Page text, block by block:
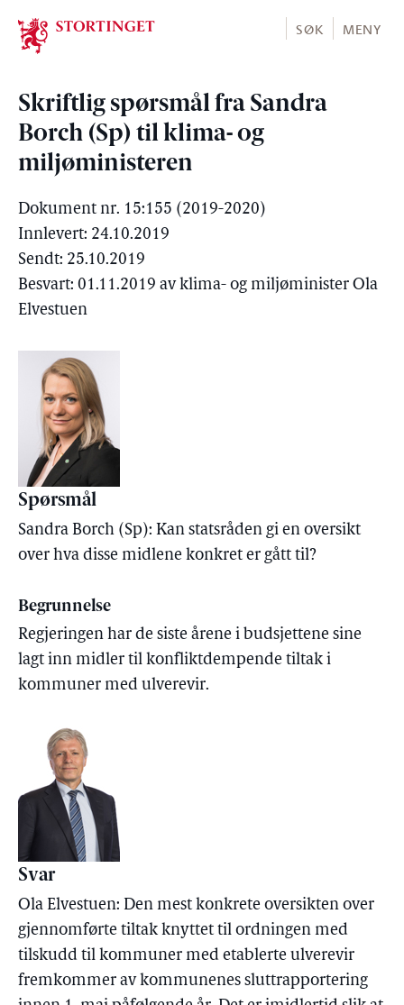
Stortinget.no
SØK MENY
Skriftlig spørsmål fra Sandra
Borch (Sp) til klima- og
miljøministeren
Dokument nr. 15:155 (2019-2020)
Innlevert: 24.10.2019
Sendt: 25.10.2019
Besvart: 01.11.2019 av klima- og miljøminister Ola
Elvestuen
Spørsmål
Sandra Borch (Sp): Kan statsråden gi en oversikt
over hva disse midlene konkret er gått til?
Begrunnelse
Regjeringen har de siste årene i budsjettene sine
lagt inn midler til konfliktdempende tiltak i
kommuner med ulverevir.
Svar
Ola Elvestuen: Den mest konkrete oversikten over
gjennomførte tiltak knyttet til ordningen med
tilskudd til kommuner med etablerte ulverevir
fremkommer av kommunenes sluttrapportering